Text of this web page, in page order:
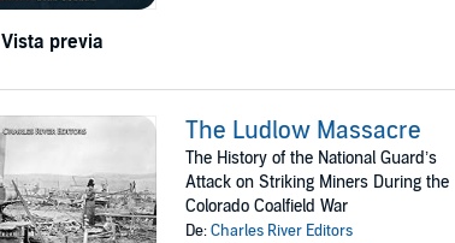
Vista previa
The Ludlow Massacre
The History of the National Guard’s
Attack on Striking Miners During the
Colorado Coalfield War
De:Charles River Editors